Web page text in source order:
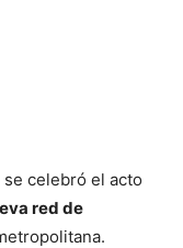
celebró el acto
red de